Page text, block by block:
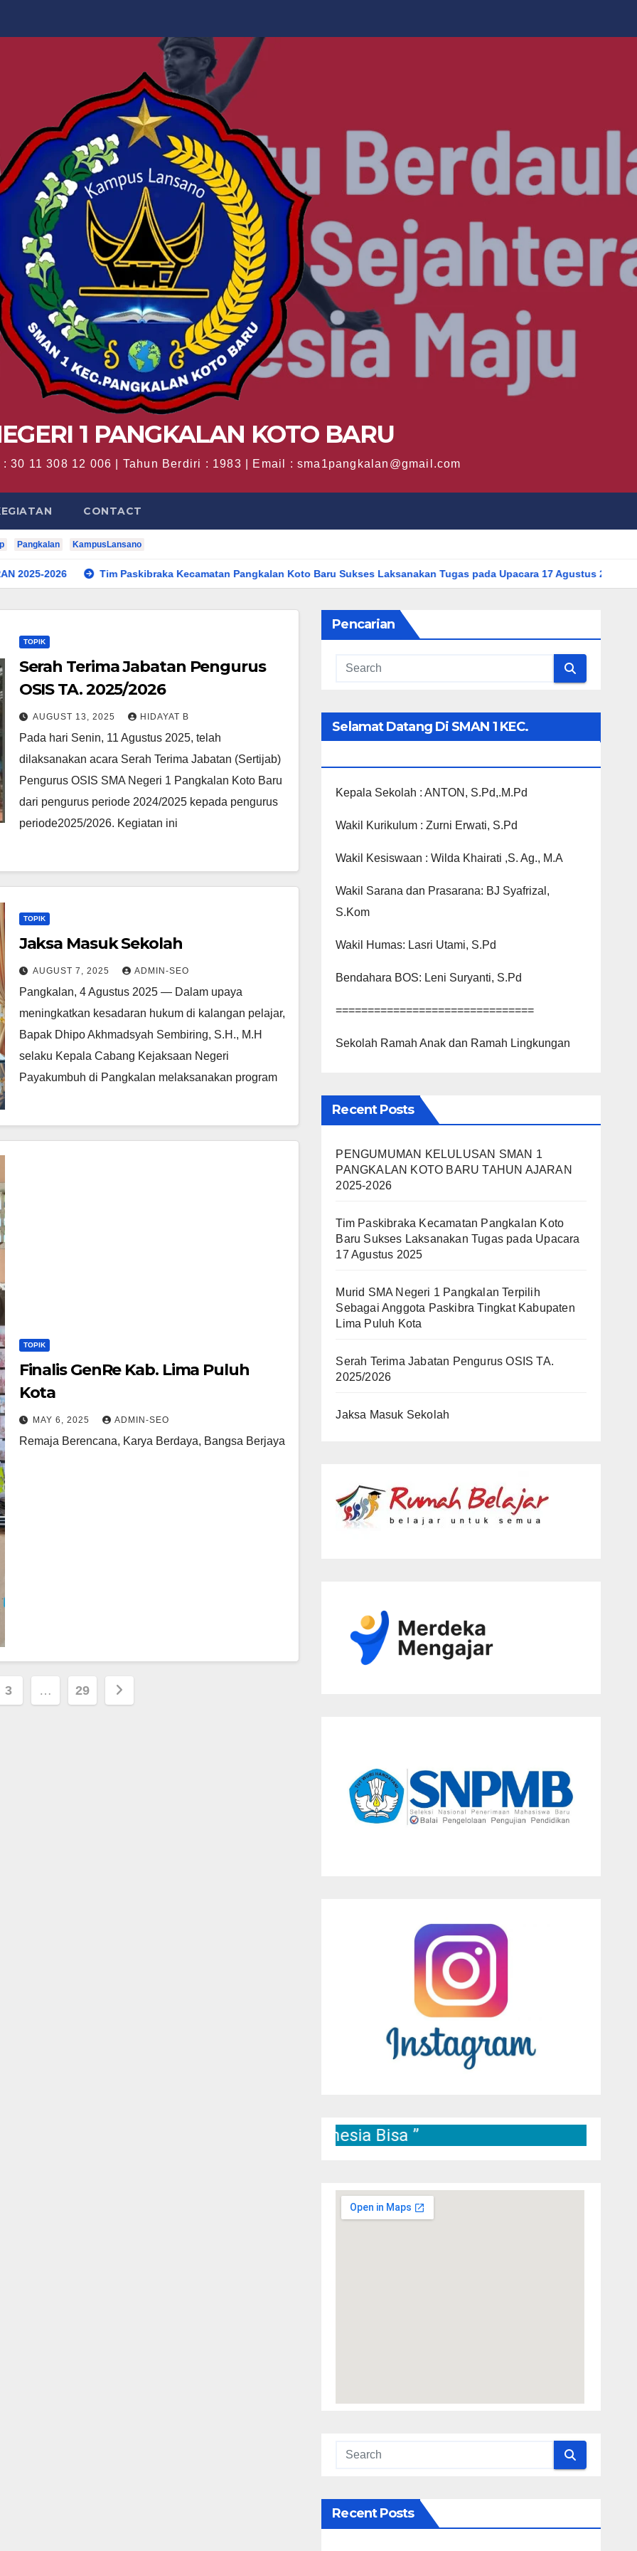
1 PANGKALAN KOTO BARU
30 11 308 12 006 | Tahun Berdiri : 1983 | Email : sma1pangkalan@gmail.com
CONTACT
Pangkalan KampusLansano
Tim Paskibraka Kecamatan Pangkalan Koto Baru Sukses Laksanakan Tugas pada Upacara 17 Agustus 2025 Murid
TOPIK
Serah Terima Jabatan Pengurus
OSIS TA. 2025/2026
AUGUST 13, 2025 HIDAYAT B
Pada hari Senin, 11 Agustus 2025, telah
dilaksanakan acara Serah Terima Jabatan (Sertijab)
Pengurus OSIS SMA Negeri 1 Pangkalan Koto Baru
dari pengurus periode 2024/2025 kepada pengurus
periode2025/2026. Kegiatan ini
TOPIK
Jaksa Masuk Sekolah
AUGUST 7, 2025 ADMIN-SEO
Pangkalan, 4 Agustus 2025 — Dalam upaya
meningkatkan kesadaran hukum di kalangan pelajar,
Bapak Dhipo Akhmadsyah Sembiring, S.H., M.H
selaku Kepala Cabang Kejaksaan Negeri
Payakumbuh di Pangkalan melaksanakan program
TOPIK
Finalis GenRe Kab. Lima Puluh
Kota
MAY 6, 2025 ADMIN-SEO
Remaja Berencana, Karya Berdaya, Bangsa Berjaya
3 … 29
Pencarian
Selamat Datang Di SMAN 1 KEC.
Kepala Sekolah : ANTON, S.Pd,.M.Pd
Wakil Kurikulum : Zurni Erwati, S.Pd
Wakil Kesiswaan : Wilda Khairati ,S. Ag., M.A
Wakil Sarana dan Prasarana: BJ Syafrizal,
S.Kom
Wakil Humas: Lasri Utami, S.Pd
Bendahara BOS: Leni Suryanti, S.Pd
===============================
Sekolah Ramah Anak dan Ramah Lingkungan
Recent Posts
PENGUMUMAN KELULUSAN SMAN 1
PANGKALAN KOTO BARU TAHUN AJARAN
2025-2026
Tim Paskibraka Kecamatan Pangkalan Koto
Baru Sukses Laksanakan Tugas pada Upacara
17 Agustus 2025
Murid SMA Negeri 1 Pangkalan Terpilih
Sebagai Anggota Paskibra Tingkat Kabupaten
Lima Puluh Kota
Serah Terima Jabatan Pengurus OSIS TA.
2025/2026
Jaksa Masuk Sekolah
“ Indonesia Bisa ”
Recent Posts